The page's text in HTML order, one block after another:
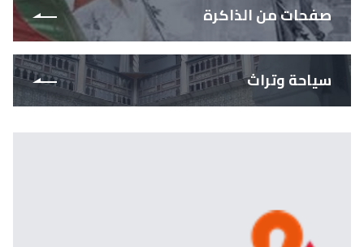
صفحات من الذاكرة
سياحة وتراث